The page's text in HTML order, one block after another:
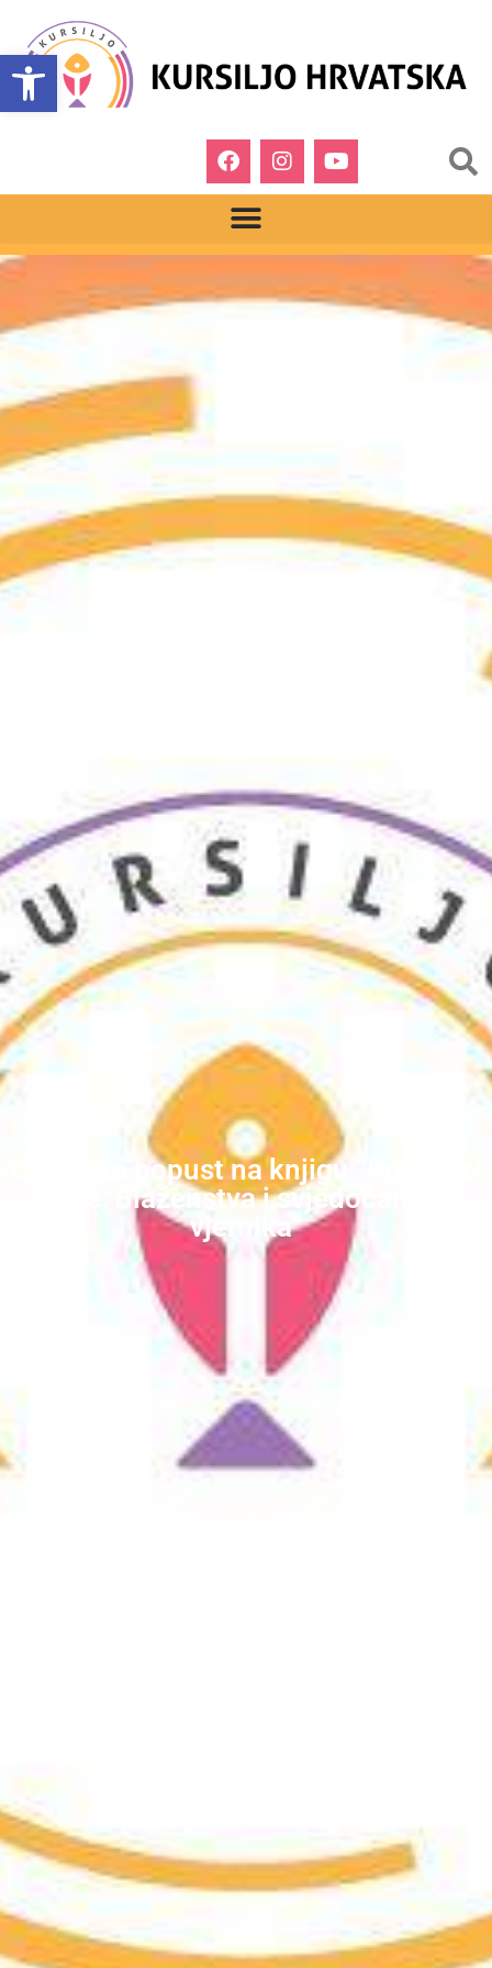
Open toolbar
Ostvarite popust na knjigu “Putokazi
sreće, Blaženstva i svjedočanstva
vjernika”